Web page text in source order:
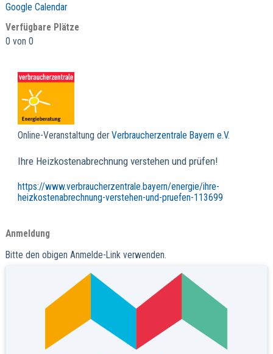
Google Calendar
Verfügbare Plätze
0 von 0
Online-Veranstaltung derVerbraucherzentrale Bayern e.V.
Ihre Heizkostenabrechnung verstehen und prüfen!
https://www.verbraucherzentrale.bayern/energie/ihre-
heizkostenabrechnung-verstehen-und-pruefen-113699
Anmeldung
Bitte den obigen Anmelde-Link verwenden.